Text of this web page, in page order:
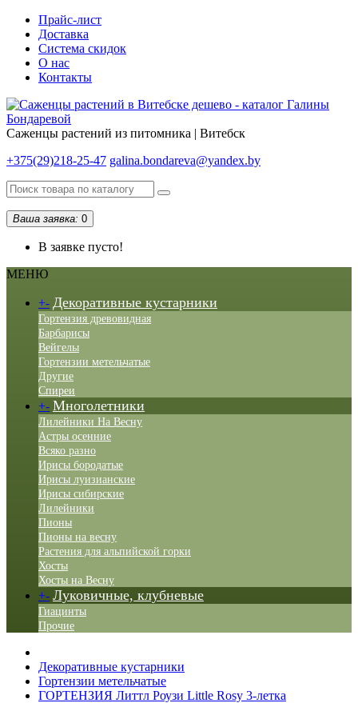
Прайс-лист
Доставка
Система скидок
О нас
Контакты
Саженцы растений из питомника | Витебск
+375(29)218-25-47 galina.bondareva@yandex.by
Ваша заявка: 0
В заявке пусто!
МЕНЮ
+- Декоративные кустарники
Гортензия древовидная
Барбарисы
Вейгелы
Гортензии метельчатые
Другие
Спиреи
+- Многолетники
Лилейники На Весну
Астры осенние
Всяко разно
Ирисы бородатые
Ирисы луизианские
Ирисы сибирские
Лилейники
Пионы
Пионы на весну
Растения для альпийской горки
Хосты
Хосты на Весну
+- Луковичные, клубневые
Гиацинты
Прочие
Декоративные кустарники
Гортензии метельчатые
ГОРТЕНЗИЯ Литтл Роузи Little Rosy 3-летка